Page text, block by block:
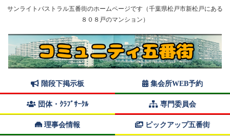
サンライトパストラル五番街のホームページです（千葉県松戸市新松戸にある
８０８戸のマンション）
階段下掲示板 集会所WEB予約
団体・ｸﾗﾌﾞｻｰｸﾙ 専門委員会
理事会情報 ピックアップ五番街